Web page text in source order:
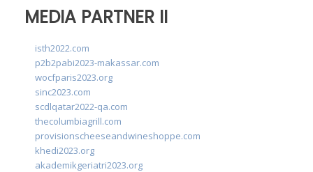
MEDIA PARTNER II
isth2022.com
p2b2pabi2023-makassar.com
wocfparis2023.org
sinc2023.com
scdlqatar2022-qa.com
thecolumbiagrill.com
provisionscheeseandwineshoppe.com
khedi2023.org
akademikgeriatri2023.org